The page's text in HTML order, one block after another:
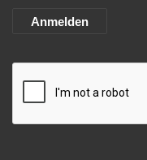
Anmelden